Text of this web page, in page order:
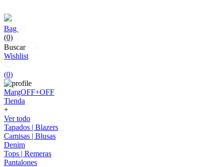
Bag
(0)
Buscar
Wishlist
(0)
MargOFF+OFF
Tienda
+
Ver todo
Tapados | Blazers
Camisas | Blusas
Denim
Tops | Remeras
Pantalones